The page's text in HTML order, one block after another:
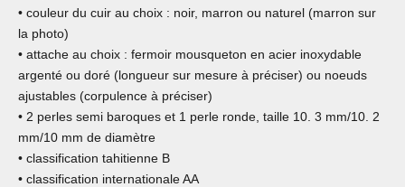
• couleur du cuir au choix : noir, marron ou naturel (marron sur
la photo)
• attache au choix : fermoir mousqueton en acier inoxydable
argenté ou doré (longueur sur mesure à préciser) ou noeuds
ajustables (corpulence à préciser)
• 2 perles semi baroques et 1 perle ronde, taille 10. 3 mm/10. 2
mm/10 mm de diamètre
• classification tahitienne B
• classification internationale AA